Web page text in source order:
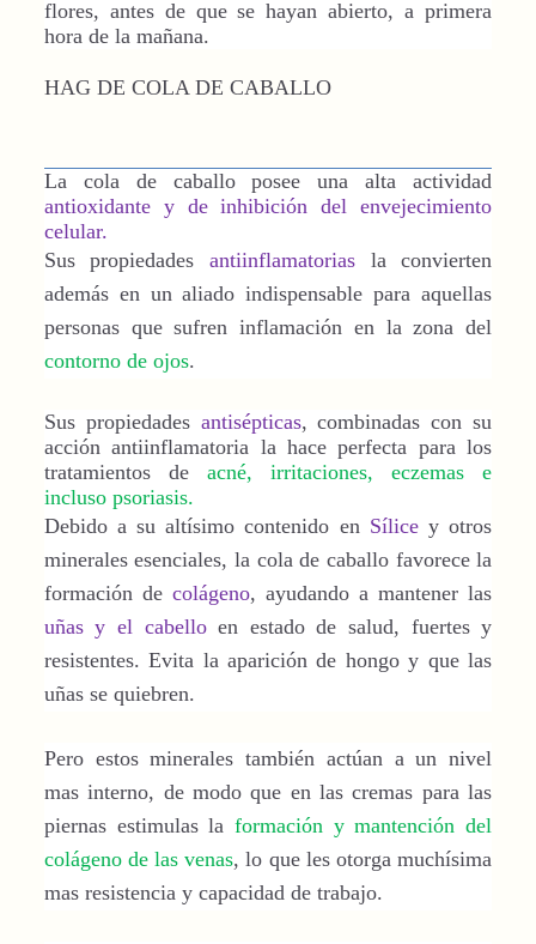
flores, antes de que se hayan abierto, a primera
hora de la mañana.
HAG DE COLA DE CABALLO
La cola de caballo posee una alta actividad
antioxidante y de inhibición del envejecimiento
celular.
Sus propiedades antiinflamatorias la convierten
además en un aliado indispensable para aquellas
personas que sufren inflamación en la zona del
contorno de ojos.
Sus propiedades antisépticas, combinadas con su
acción antiinflamatoria la hace perfecta para los
tratamientos de acné, irritaciones, eczemas e
incluso psoriasis.
Debido a su altísimo contenido en Sílicey otros
minerales esenciales, la cola de caballo favorece la
formación de colágeno, ayudando a mantener las
uñas y el cabelloen estado de salud, fuertes y
resistentes. Evita la aparición de hongo y que las
uñas se quiebren.
Pero estos minerales también actúan a un nivel
mas interno, de modo que en las cremas para las
piernas estimulas la formación y mantención del
colágeno de las venas, lo que les otorga muchísima
mas resistencia y capacidad de trabajo.